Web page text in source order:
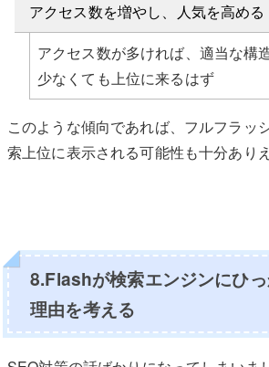
アクセス数を増やし、人気を高める
アクセス数が多ければ、適当な構
少なくても上位に来るはず
このような傾向であれば、フルフラッ
索上位に表示される可能性も十分ありえ
8.Flashが検索エンジンにひ
理由を考える